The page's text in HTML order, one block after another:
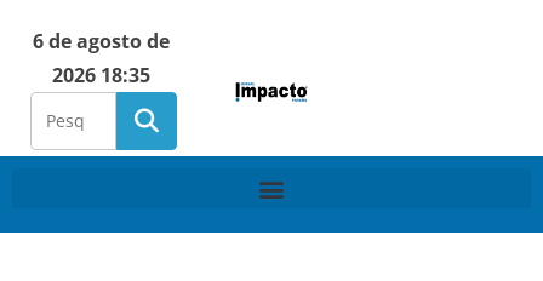
6 de agosto de
2026 18:35